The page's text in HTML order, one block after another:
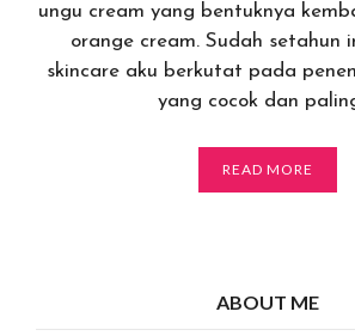
ungu cream yang bentuknya
orange cream. Sudah setahun
skincare aku berkutat pada
yang cocok dan
READ MORE
ABOUT ME